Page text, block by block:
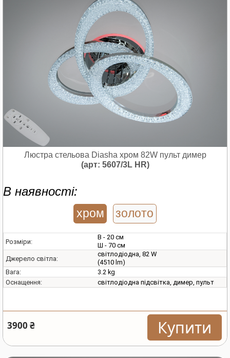
Люстра стельова Diasha хром 82W пульт димер
(арт: 5607/3L HR)
В наявності:
хром золото
Розміри:
В - 20 см
Ш - 70 см
Джерело світла:
світлодіодна, 82 W
(4510 lm)
Вага:
3.2 kg
Оснащення:
світлодіодна підсвітка, димер, пульт
3900 ₴ Купити